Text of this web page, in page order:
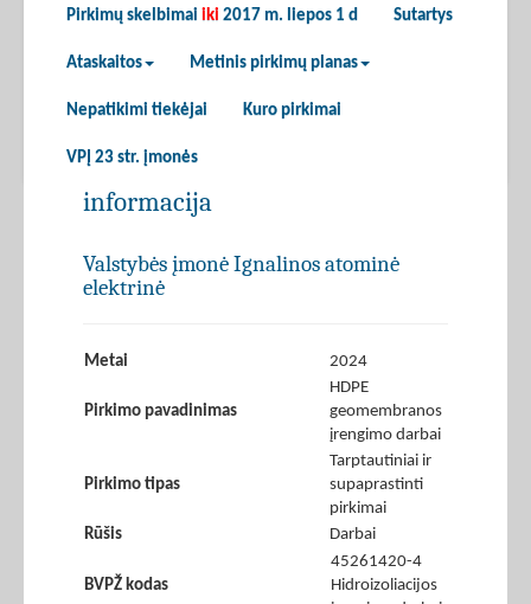
Pirkimų skelbimai iki 2017 m. liepos 1 d Sutartys
Ataskaitos Metinis pirkimų planas
Nepatikimi tiekėjai Kuro pirkimai
VPĮ 23 str. įmonės
informacija
Valstybės įmonė Ignalinos atominė
elektrinė
Metai 2024
Pirkimo pavadinimas
HDPE
geomembranos
įrengimo darbai
Pirkimo tipas
Tarptautiniai ir
supaprastinti
pirkimai
Rūšis
Darbai
BVPŽ kodas
45261420-4
Hidroizoliacijos